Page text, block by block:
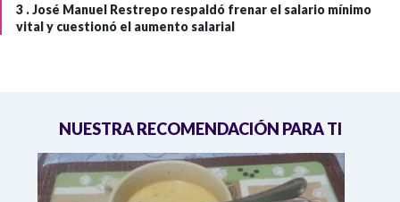
3 .José Manuel Restrepo respaldó frenar el salario mínimo
vital y cuestionó el aumento salarial
NUESTRA RECOMENDACIÓN PARA TI